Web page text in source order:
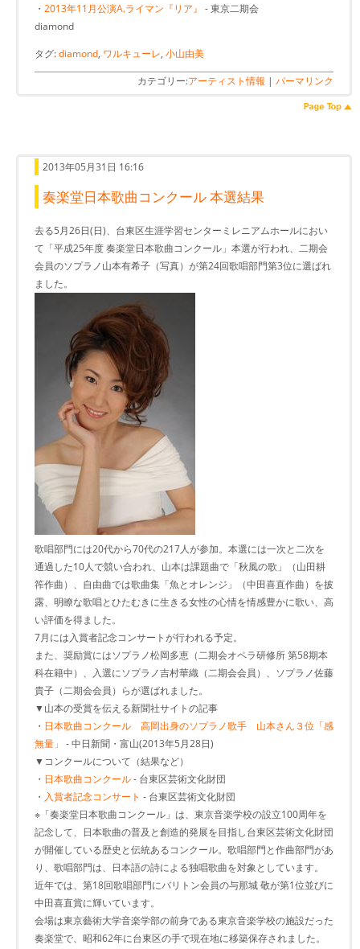
・ 2013年11月公演A.ライマン『リア』 - 東京二期会
diamond
タグ:diamond, ワルキューレ, 小山由美
カテゴリー:アーティスト情報 | パーマリンク
2013年05月31日 16:16
奏楽堂日本歌曲コンクール 本選結果
去る5月26日(日)、台東区生涯学習センターミレニアムホールにおい
て「平成25年度 奏楽堂日本歌曲コンクール」本選が行われ、二期会
会員のソプラノ山本有希子（写真）が第24回歌唱部門第3位に選ばれ
ました。
歌唱部門には20代から70代の217人が参加。本選には一次と二次を
通過した10人で競い合われ、山本は課題曲で「秋風の歌」（山田耕
筰作曲）、自由曲では歌曲集「魚とオレンジ」（中田喜直作曲）を披
露、明瞭な歌唱とひたむきに生きる女性の心情を情感豊かに歌い、高
い評価を得ました。
7月には入賞者記念コンサートが行われる予定。
また、奨励賞にはソプラノ松岡多恵（二期会オペラ研修所 第58期本
科在籍中）、入選にソプラノ吉村華織（二期会会員）、ソプラノ佐藤
貴子（二期会会員）らが選ばれました。
▼山本の受賞を伝える新聞社サイトの記事
・ 日本歌曲コンクール 高岡出身のソプラノ歌手 山本さん３位「感
無量」 - 中日新聞・富山(2013年5月28日)
▼コンクールについて（結果など）
・ 日本歌曲コンクール- 台東区芸術文化財団
・ 入賞者記念コンサート - 台東区芸術文化財団
※「奏楽堂日本歌曲コンクール」は、東京音楽学校の設立100周年を
記念して、日本歌曲の普及と創造的発展を目指し台東区芸術文化財団
が開催している歴史と伝統あるコンクール。歌唱部門と作曲部門があ
り、歌唱部門は、日本語の詩による独唱歌曲を対象としています。
近年では、第18回歌唱部門にバリトン会員の与那城 敬が第1位並びに
中田喜直賞に輝いています。
会場は東京藝術大学音楽学部の前身である東京音楽学校の施設だった
奏楽堂で、昭和62年に台東区の手で現在地に移築保存されました。